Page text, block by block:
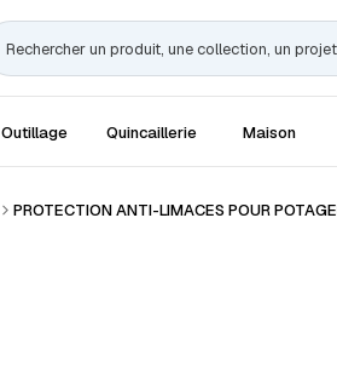
Rechercher
Outillage Quincaillerie Maison
PROTECTION ANTI-LIMACES POUR